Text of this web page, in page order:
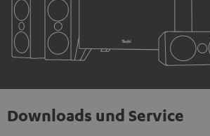
Downloads und Service